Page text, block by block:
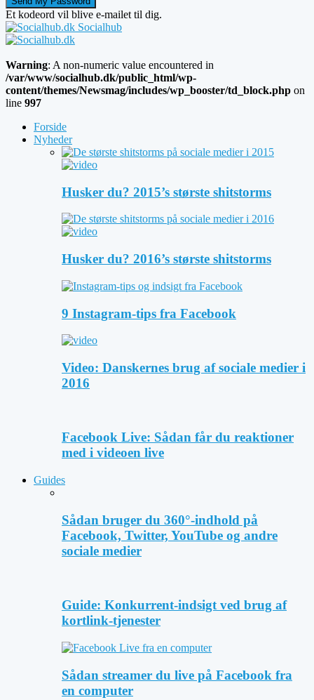
Et kodeord vil blive e-mailet til dig.
Socialhub
Warning: A non-numeric value encountered in
/var/www/socialhub.dk/public_html/wp-
content/themes/Newsmag/includes/wp_booster/td_block.php on
line 997
Forside
Nyheder
Husker du? 2015’s største shitstorms
Husker du? 2016’s største shitstorms
9 Instagram-tips fra Facebook
Video: Danskernes brug af sociale medier i
2016
Facebook Live: Sådan får du reaktioner
med i videoen live
Guides
Sådan bruger du 360°-indhold på
Facebook, Twitter, YouTube og andre
sociale medier
Guide: Konkurrent-indsigt ved brug af
kortlink-tjenester
Sådan streamer du live på Facebook fra
en computer